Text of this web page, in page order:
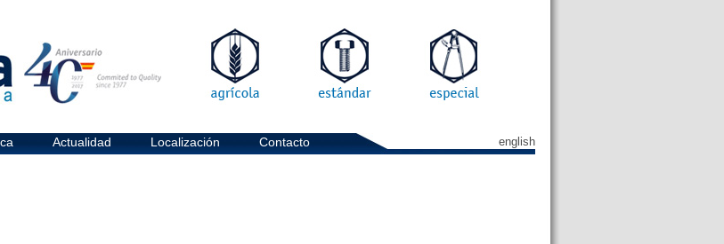
Actualidad Localización Contacto english